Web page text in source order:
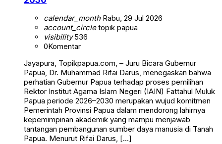
calendar_monthRabu, 29 Jul 2026
account_circletopik papua
visibility536
0Komentar
Jayapura, Topikpapua.com, – Juru Bicara Gubernur
Papua, Dr. Muhammad Rifai Darus, menegaskan bahwa
perhatian Gubernur Papua terhadap proses pemilihan
Rektor Institut Agama Islam Negeri (IAIN) Fattahul Muluk
Papua periode 2026–2030 merupakan wujud komitmen
Pemerintah Provinsi Papua dalam mendorong lahirnya
kepemimpinan akademik yang mampu menjawab
tantangan pembangunan sumber daya manusia di Tanah
Papua. Menurut Rifai Darus, […]